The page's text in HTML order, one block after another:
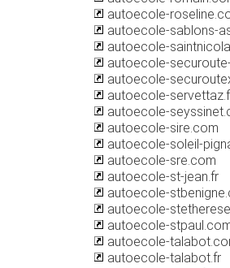
autoecole-
autoecole-sablons-
autoecole-
autoecole-
autoecole-
autoecole-
autoecole-
autoecole-sire.com
autoecole-soleil-
autoecole-sre.com
autoecole-st-jean.fr
autoecole-
autoecole-
autoecole-
autoecole-
autoecole-talabot.fr